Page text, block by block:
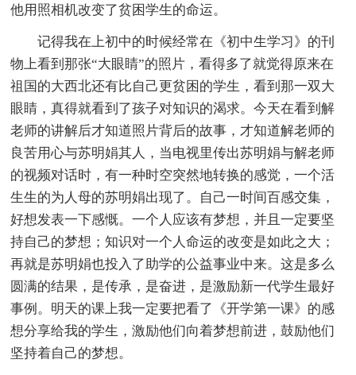
他用照相机改变了贫困学生的命运。
记得我在上初中的时候经常在《初中生学习》的刊
物上看到那张“大眼睛”的照片，看得多了就觉得原来在
祖国的大西北还有比自己更贫困的学生，看到那一双大
眼睛，真得就看到了孩子对知识的渴求。今天在看到解
老师的讲解后才知道照片背后的故事，才知道解老师的
良苦用心与苏明娟其人，当电视里传出苏明娟与解老师
的视频对话时，有一种时空突然地转换的感觉，一个活
生生的为人母的苏明娟出现了。自己一时间百感交集，
好想发表一下感慨。一个人应该有梦想，并且一定要坚
持自己的梦想；知识对一个人命运的改变是如此之大；
再就是苏明娟也投入了助学的公益事业中来。这是多么
圆满的结果，是传承，是奋进，是激励新一代学生最好
事例。明天的课上我一定要把看了《开学第一课》的感
想分享给我的学生，激励他们向着梦想前进，鼓励他们
坚持着自己的梦想。